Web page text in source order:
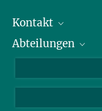
Kontakt
Mitarbeiterverzeichnis
Abteilungen
Kolloidchemie